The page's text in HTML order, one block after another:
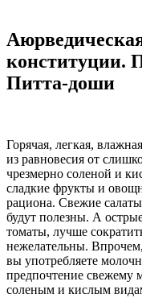
конституции.
Питта-доши
Горячая, легкая,
из равновесия от
чрезмерно соленой и
сладкие фрукты и
рациона. Свежие
будут полезны. А
томаты, лучше
нежелательны.
вы употребляете
предпочтение свежему
соленым и кислым